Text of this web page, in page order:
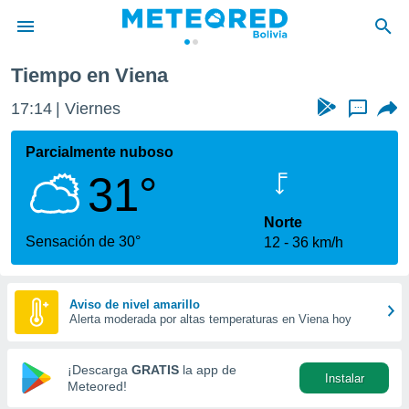
de
ha
que se
calidad.
a este
las
y
forma
digital
basada
Tiempo en Viena
17:14 Viernes ...
Parcialmente nuboso
31°
Sensación de 30°
Norte
12
36 km/h
Aviso de nivel amarillo
Alerta moderada por altas temperaturas en Viena hoy
¡Descarga GRATIS la app de
Meteored!
Instalar